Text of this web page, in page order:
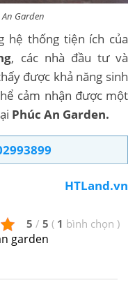
Garden
hệ thống tiện ích của
, các nhà đầu tư và
được khả năng sinh
cảm nhận được một
Phúc An Garden.
HTLand.vn
5 / 5 ( 1 bình chọn )
garden